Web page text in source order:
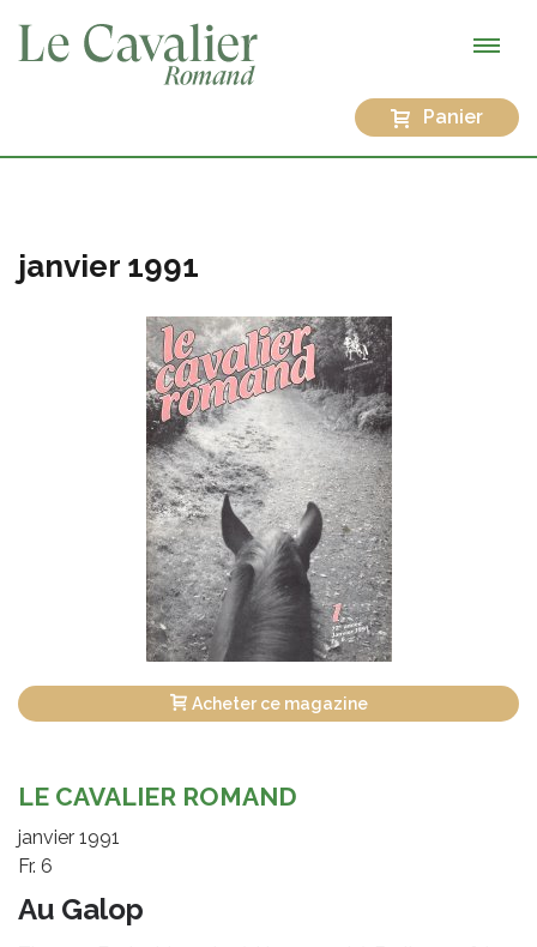
Panier
janvier 1991
Acheter ce magazine
LE CAVALIER ROMAND
janvier 1991
Fr. 6
Au Galop